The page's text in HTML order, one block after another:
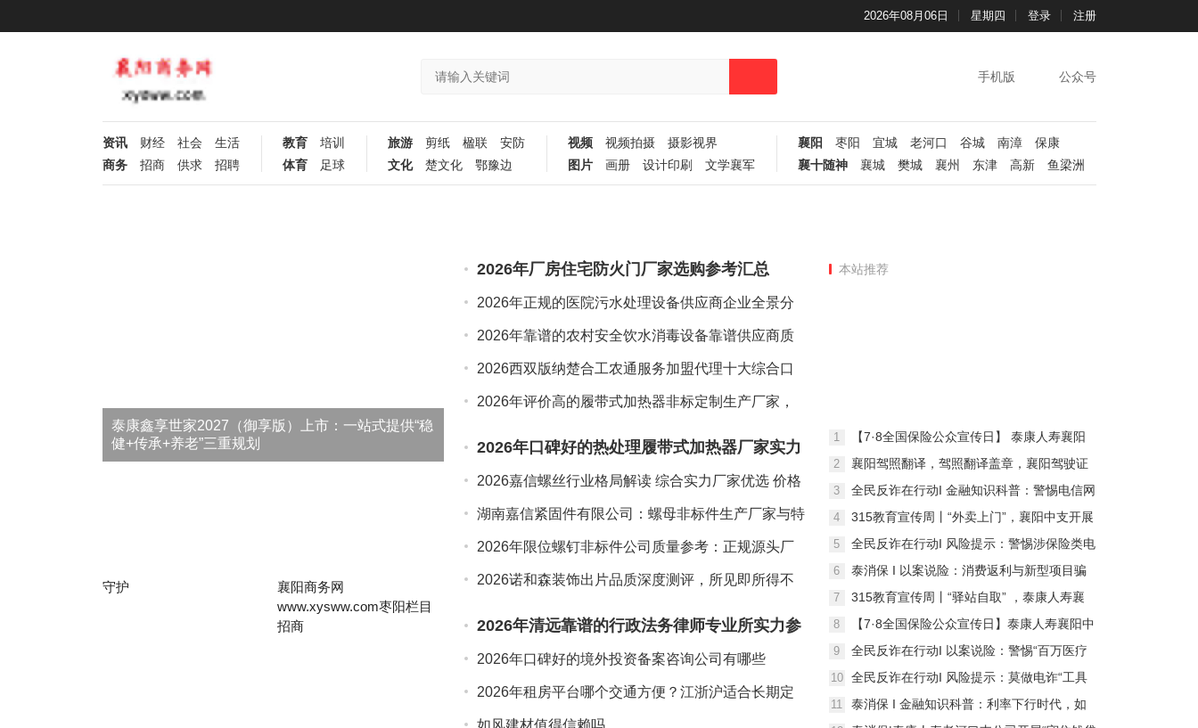
2026年08月06日 星期四 登录 注册
手机版 公众号
资讯 财经 社会
生活
商务
招商 供求 招聘
教育
培训
体育
足球
旅游 剪纸 楹联
安防
文化
楚文化 鄂豫边
视频 视频拍摄
摄影视界
图片
画册 设计印刷 文学襄军
襄阳 枣阳 宜城 老河口 谷城 南漳
保康
襄十随神
襄城 樊城 襄州 东津 高新 鱼梁洲
泰康鑫享世家2027（御享版）上市：一站式提供“稳
健+传承+养老”三重规划
守护
襄阳商务网
www.xysww.com枣阳栏目
招商
2026年厂房住宅防火门厂家选购参考汇总
2026年正规的医院污水处理设备供应商企业全景分
析
2026年靠谱的农村安全饮水消毒设备靠谱供应商质
量参考评选
2026西双版纳楚合工农通服务加盟代理十大综合口
碑榜单，初创农场劳务代理精选攻略
2026年评价高的履带式加热器非标定制生产厂家，
2026年口碑好的热处理履带式加热器厂家实力
参考，非标定制优选
2026嘉信螺丝行业格局解读 综合实力厂家优选 价格
透明
湖南嘉信紧固件有限公司：螺母非标件生产厂家与特
殊材料非标件定制厂、地脚螺栓非标件生产厂家实力
2026年限位螺钉非标件公司质量参考：正规源头厂
家实力盘点
2026诺和森装饰出片品质深度测评，所见即所得不
2026年清远靠谱的行政法务律师专业所实力参
考
2026年口碑好的境外投资备案咨询公司有哪些
2026年租房平台哪个交通方便？江浙沪适合长期定
居的推荐
如风建材值得信赖吗
本站推荐
1
【7·8全国保险公众宣传日】 泰康人寿襄阳
2
襄阳驾照翻译，驾照翻译盖章，襄阳驾驶证
3
全民反诈在行动I 金融知识科普：警惕电信网
4
315教育宣传周丨“外卖上门”，襄阳中支开展
风险提示活动
5
全民反诈在行动I 风险提示：警惕涉保险类电
6
泰消保 I 以案说险：消费返利与新型项目骗
7
315教育宣传周丨“驿站自取” ，泰康人寿襄
家”全域达风险提示活动
8
【7·8全国保险公众宣传日】泰康人寿襄阳中
传活动
9
全民反诈在行动I 以案说险：警惕“百万医疗
10
全民反诈在行动I 风险提示：莫做电诈“工具
11
泰消保 I 金融知识科普：利率下行时代，如